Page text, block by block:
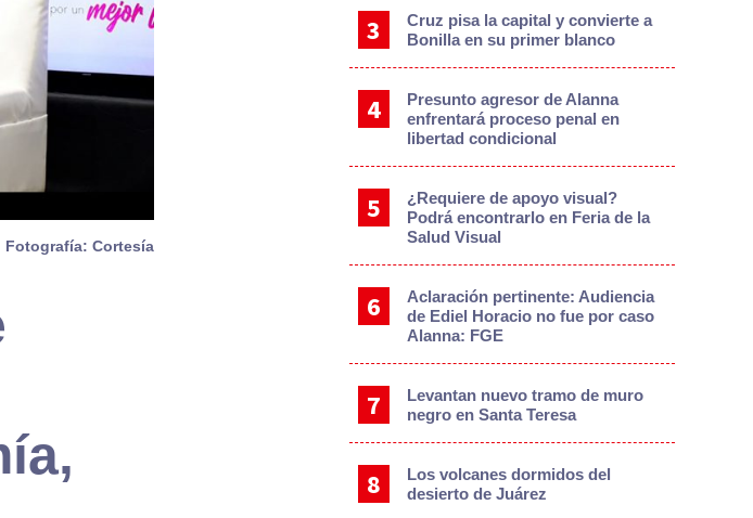
Fotografía: Cortesía
Cruz pisa la capital y convierte a
Bonilla en su primer blanco
Presunto agresor de Alanna
enfrentará proceso penal en
libertad condicional
¿Requiere de apoyo visual?
Podrá encontrarlo en Feria de la
Salud Visual
Aclaración pertinente: Audiencia
de Ediel Horacio no fue por caso
Alanna: FGE
Levantan nuevo tramo de muro
negro en Santa Teresa
Los volcanes dormidos del
desierto de Juárez